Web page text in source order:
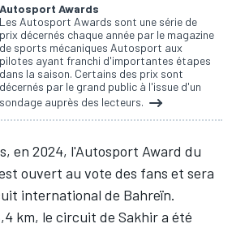
Autosport Awards
Les Autosport Awards sont une série de
prix décernés chaque année par le magazine
de sports mécaniques Autosport aux
pilotes ayant franchi d'importantes étapes
dans la saison. Certains des prix sont
décernés par le grand public à l'issue d'un
sondage auprès des lecteurs.
en 2024, l'Autosport Award du
ouvert au vote des fans et sera
international de Bahreïn.
km, le circuit de Sakhir a été